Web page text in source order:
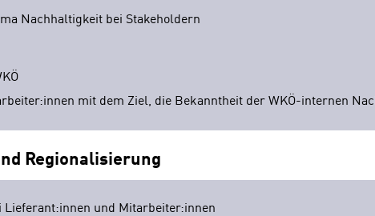
Nachhaltigkeit bei Stakeholdern
mit dem Ziel, die Bekanntheit der WKÖ-internen
Regionalisierung
und Mitarbeiter:innen